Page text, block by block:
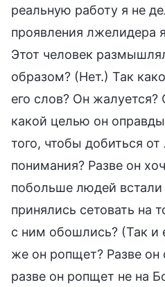
реальную работу я не
проявления лжелидера
Этот человек
образом? (Нет.) Так
его слов? Он
какой целью он
того, чтобы добиться
понимания? Разве он
побольше людей встали
принялись сетовать на
с ним обошлись? (Так и
же он ропщет? Разве он
разве он ропщет не на